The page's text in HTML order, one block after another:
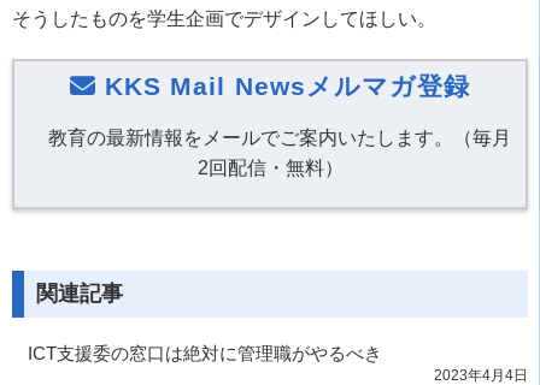
そうしたものを学生企画でデザインしてほしい。
KKS Mail Newsメルマガ登録
教育の最新情報をメールでご案内いたします。（毎月
2回配信・無料）
関連記事
ICT支援委の窓口は絶対に管理職がやるべき
2023年4月4日